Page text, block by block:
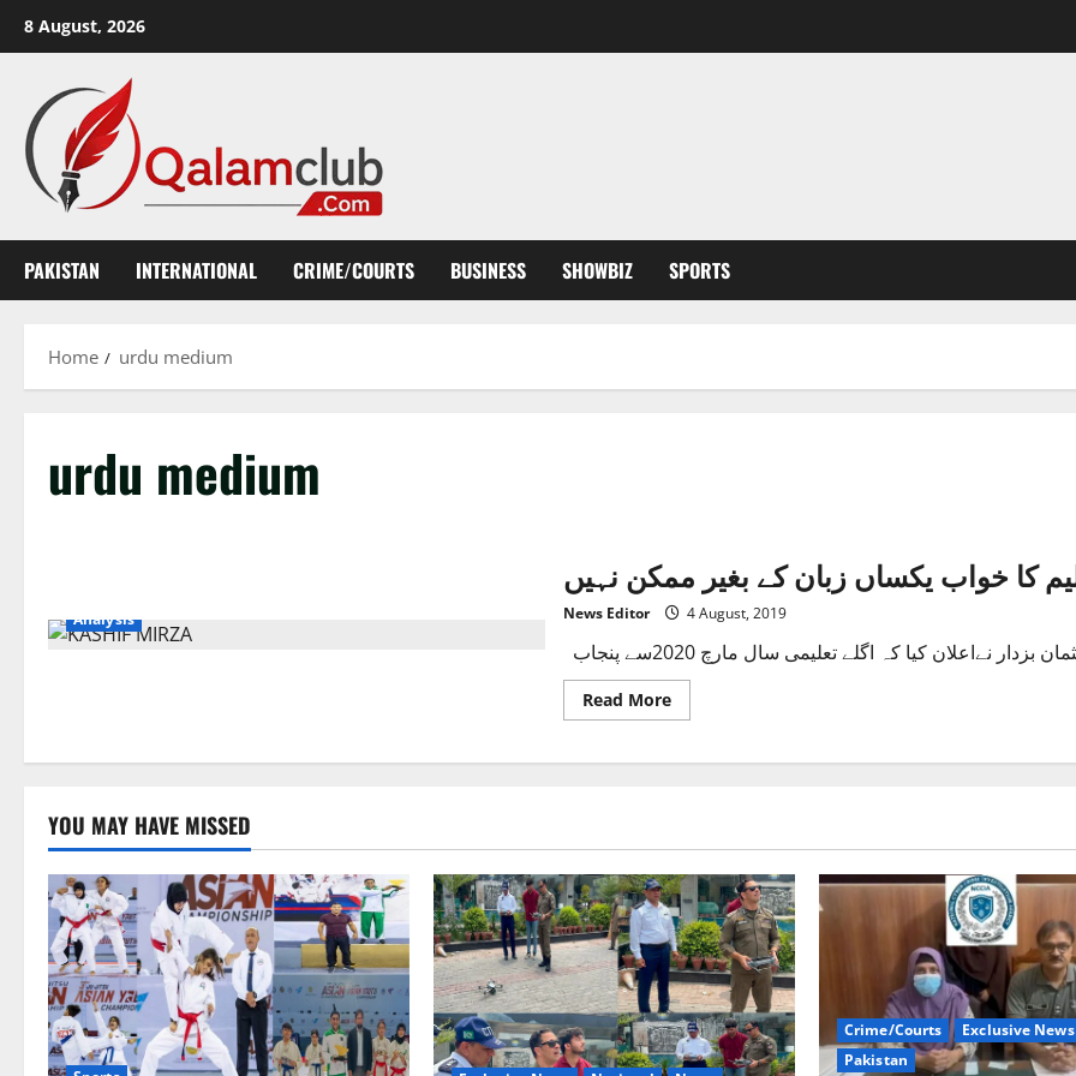
8 August, 2026
PAKISTAN INTERNATIONAL CRIME/COURTS BUSINESS SHOWBIZ SPORTS
Home urdu medium
urdu medium
Analysis News Editor 4 August, 2019
Read MoreRead
more
نظام
زبان
بغیر
ممکن
نہیں!
YOU MAY HAVE MISSED
Crime/Courts
Exclusive News
Pakistan